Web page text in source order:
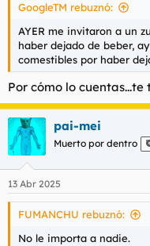
GAFAS!!!
GoogleTM rebuznó:
AYER me invitaron a un
haber dejado de beber,
comestibles por haber
Por cómo lo
pai-mei
Muerto por dentro
13 Abr 2025
FUMANCHU rebuznó:
No le importa a nadie.